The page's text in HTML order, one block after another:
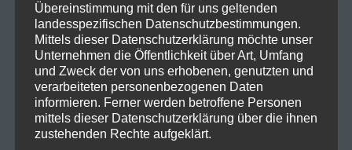
02.11.2025, Köln – Palladium
04.11.2025, Hamburg – Docks Hamburg
07.11.2025, Berlin – Columbiahalle
08.11.2025, Münster – Messe+Congress Centrum Halle
09.11.2025, München – Zenith
Tickets gibt’s unter:
www.eventim.de
Übereinstimmung mit den für uns geltenden
landesspezifischen Datenschutzbestimmungen.
Mittels dieser Datenschutzerklärung möchte unser
Unternehmen die Öffentlichkeit über Art, Umfang
und Zweck der von uns erhobenen, genutzten und
verarbeiteten personenbezogenen Daten
informieren. Ferner werden betroffene Personen
mittels dieser Datenschutzerklärung über die ihnen
zustehenden Rechte aufgeklärt.